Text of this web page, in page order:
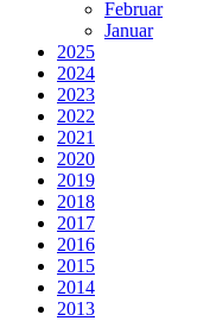
Februar
Januar
2025
2024
2023
2022
2021
2020
2019
2018
2017
2016
2015
2014
2013